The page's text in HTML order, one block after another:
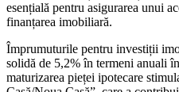
esențială pentru asigurarea unui
finanțarea imobiliară.
Împrumuturile pentru investiții
solidă de 5,2% în termeni anuali
maturizarea pieței ipotecare